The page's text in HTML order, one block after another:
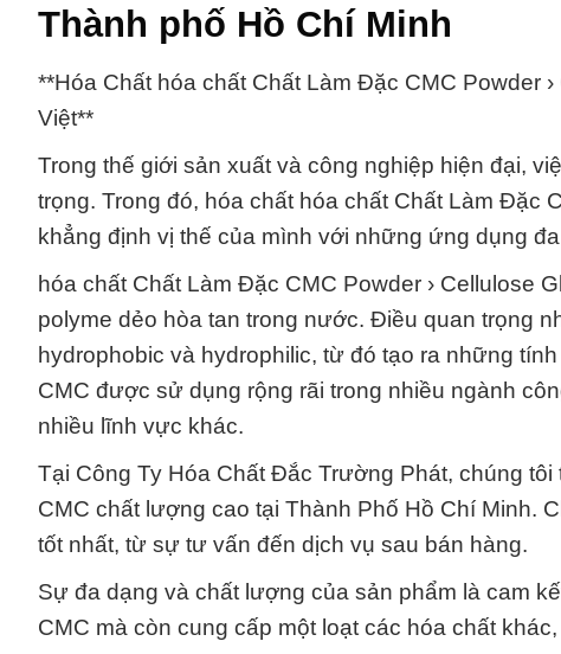
Thành phố Hồ Chí Minh
**Hóa Chất hóa chất Chất Làm Đặc CMC Powder
Việt**
Trong thế giới sản xuất và công nghiệp hiện đại,
trọng. Trong đó, hóa chất hóa chất Chất Làm Đặc
khẳng định vị thế của mình với những ứng dụng
hóa chất Chất Làm Đặc CMC Powder › Cellulose
polyme dẻo hòa tan trong nước. Điều quan trọng
hydrophobic và hydrophilic, từ đó tạo ra những
CMC được sử dụng rộng rãi trong nhiều ngành
nhiều lĩnh vực khác.
Tại Công Ty Hóa Chất Đắc Trường Phát, chúng
CMC chất lượng cao tại Thành Phố Hồ Chí Minh.
tốt nhất, từ sự tư vấn đến dịch vụ sau bán hàng.
Sự đa dạng và chất lượng của sản phẩm là cam
CMC mà còn cung cấp một loạt các hóa chất